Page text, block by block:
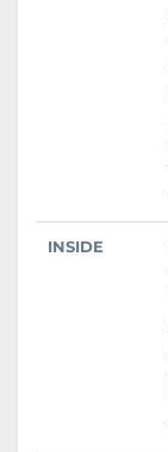
INSIDE